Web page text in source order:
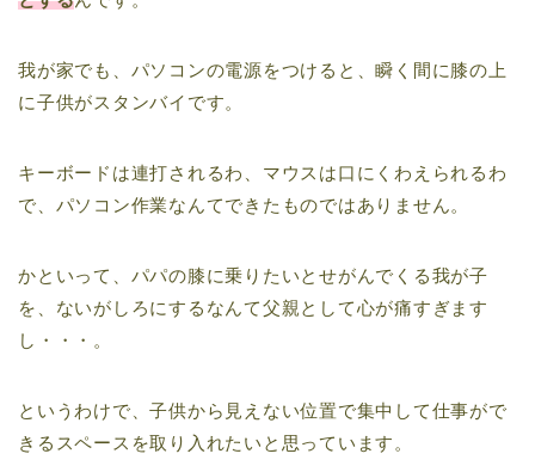
我が家でも、パソコンの電源をつけると、瞬く間に膝の上
に子供がスタンバイです。
キーボードは連打されるわ、マウスは口にくわえられるわ
で、パソコン作業なんてできたものではありません。
かといって、パパの膝に乗りたいとせがんでくる我が子
を、ないがしろにするなんて父親として心が痛すぎます
し・・・。
というわけで、子供から見えない位置で集中して仕事がで
きるスペースを取り入れたいと思っています。